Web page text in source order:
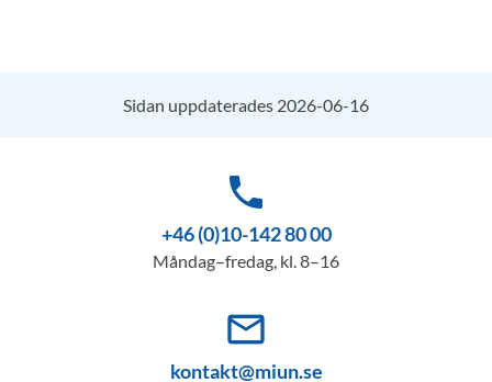
Sidan uppdaterades 2026-06-16
phone
+46 (0)10-142 80 00
Måndag–fredag, kl. 8–16
mail_outline
kontakt@miun.se